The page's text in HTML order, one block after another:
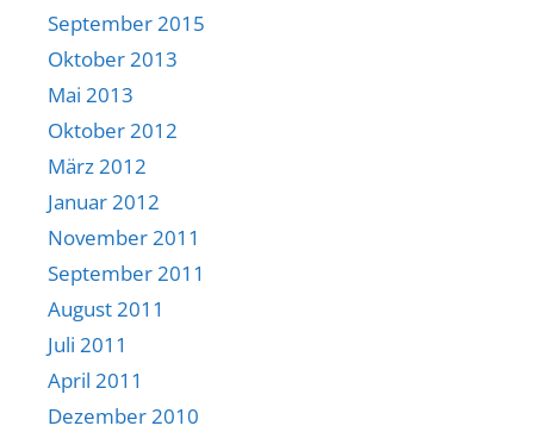
September 2015
Oktober 2013
Mai 2013
Oktober 2012
März 2012
Januar 2012
November 2011
September 2011
August 2011
Juli 2011
April 2011
Dezember 2010